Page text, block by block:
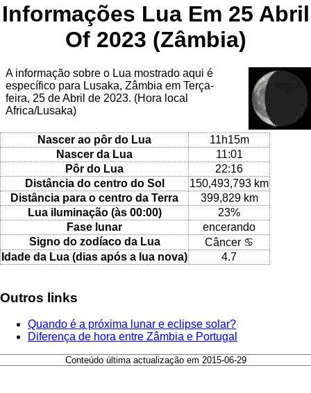
Informações Lua Em 25 Abril
Of 2023 (Zâmbia)
A informação sobre o Lua mostrado aqui é
específico para Lusaka, Zâmbia em Terça-
feira, 25 de Abril de 2023. (Hora local
Africa/Lusaka)
Nascer ao pôr do Lua
11h15m
Nascer da Lua
11:01
Pôr do Lua
22:16
Distância do centro do Sol
150,493,793 km
Distância para o centro da Terra
399,829 km
Lua iluminação (às 00:00)
23%
Fase lunar
encerando
Signo do zodíaco da Lua
Câncer ♋
Idade da Lua (dias após a lua nova)
4.7
Outros links
Quando é a próxima lunar e eclipse solar?
Diferença de hora entre Zâmbia e Portugal
Conteúdo última actualização em 2015-06-29